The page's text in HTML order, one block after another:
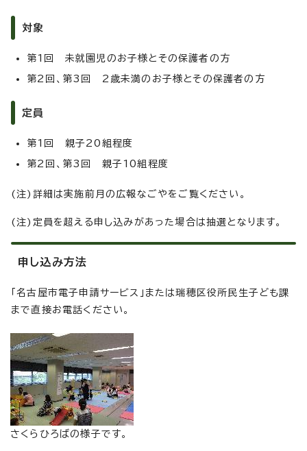
対象
第1回 未就園児のお子様とその保護者の方
第2回、第3回 2歳未満のお子様とその保護者の方
定員
第1回 親子20組程度
第2回、第3回 親子10組程度
(注)詳細は実施前月の広報なごやをご覧ください。
(注)定員を超える申し込みがあった場合は抽選となります。
申し込み方法
「名古屋市電子申請サービス」または瑞穂区役所民生子ども課
まで直接お電話ください。
さくらひろばの様子です。